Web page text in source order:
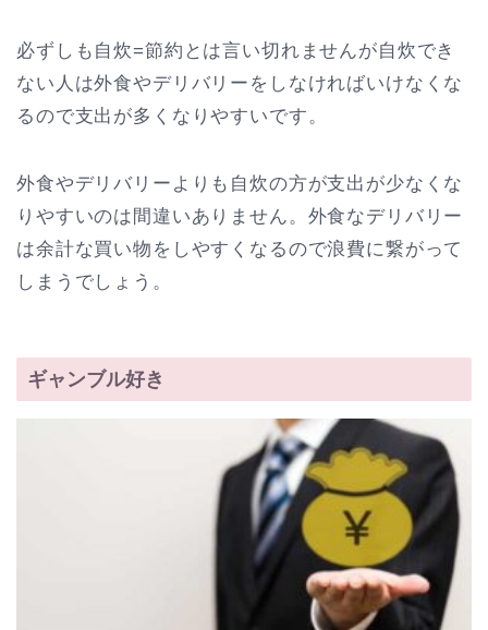
必ずしも自炊=節約とは言い切れませんが自炊でき
ない人は外食やデリバリーをしなければいけなくな
るので支出が多くなりやすいです。
外食やデリバリーよりも自炊の方が支出が少なくな
りやすいのは間違いありません。外食なデリバリー
は余計な買い物をしやすくなるので浪費に繋がって
しまうでしょう。
ギャンブル好き